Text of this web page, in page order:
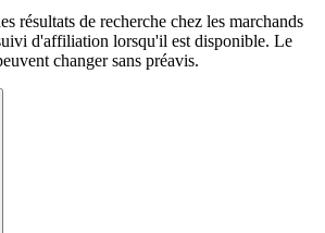
résultats de recherche chez les marchands
d'affiliation lorsqu'il est disponible. Le
changer sans préavis.